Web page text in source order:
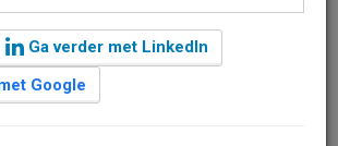
17 april 2024 om 13:48
1 minuut leestijd
Midden West gaat het nieuwe
Ga verder met LinkedIn
Google